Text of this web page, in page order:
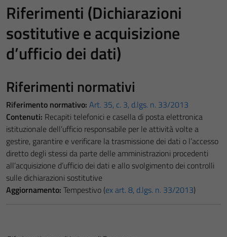
Riferimenti (Dichiarazioni
sostitutive e acquisizione
d’ufficio dei dati)
Riferimenti normativi
Riferimento normativo: Art. 35, c. 3, d.lgs. n. 33/2013
Contenuti: Recapiti telefonici e casella di posta elettronica
istituzionale dell’ufficio responsabile per le attività volte a
gestire, garantire e verificare la trasmissione dei dati o l’accesso
diretto degli stessi da parte delle amministrazioni procedenti
all’acquisizione d’ufficio dei dati e allo svolgimento dei controlli
sulle dichiarazioni sostitutive
Aggiornamento: Tempestivo (ex art. 8, d.lgs. n. 33/2013)